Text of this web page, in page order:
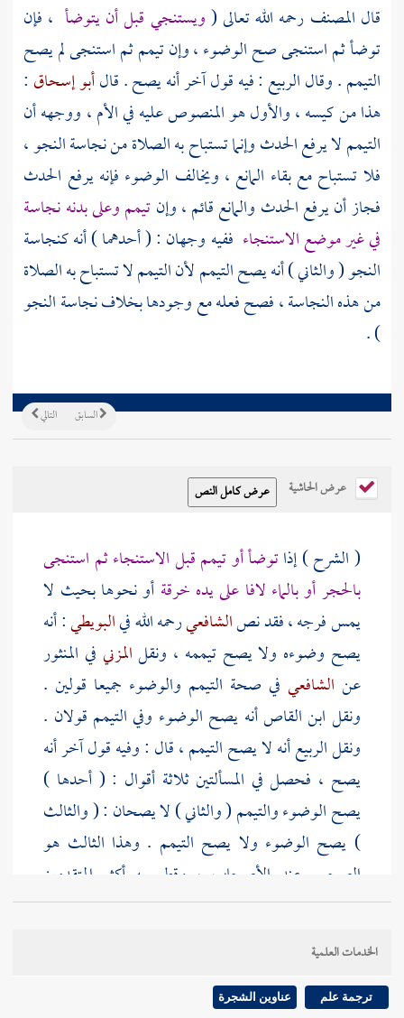
قال المصنف رحمه الله تعالى (ويستنجي قبل أن يتوضأ ، فإن
توضأ ثم استنجى صح الوضوء ، وإن تيمم ثم استنجى لم يصح
التيمم . وقالالربيع : فيه قول آخر أنه يصح . قالأبو إسحاق :
هذا من كيسه ، والأول هو المنصوص عليه في الأم ، ووجهه أن
التيمم لا يرفع الحدث وإنما تستباح به الصلاة من نجاسة النجو ،
فلا تستباح مع بقاء المانع ، ويخالف الوضوء فإنه يرفع الحدث
فجاز أن يرفع الحدث والمانع قائم ، وإنتيمم وعلى بدنه نجاسة
في غير موضع الاستنجاء ففيه وجهان : ( أحدهما ) أنه كنجاسة
النجو ( والثاني ) أنه يصح التيمم لأن التيمم لا تستباح به الصلاة
من هذه النجاسة ، فصح فعله مع وجودها بخلاف نجاسة النجو
) .
التالي السابق
عرض الحاشية
( الشرح ) إذاتوضأ أو تيمم قبل الاستنجاء ثم استنجى
بالحجر أو بالماء لافا على يده خرقة أو نحوها بحيث لا
يمس فرجه ، فقد نصالشافعيرحمه الله فيالبويطي: أنه
يصح وضوءه ولا يصح تيممه ، ونقلالمزني في المنثور
عن الشافعي في صحة التيمم والوضوء جميعا قولين .
ونقل ابن القاصأنه يصح الوضوء وفي التيمم قولان .
ونقلالربيعأنه لا يصح التيمم ، قال : وفيه قول آخر أنه
يصح ، فحصل في المسألتين ثلاثة أقوال : ( أحدها )
يصح الوضوء والتيمم ( والثاني ) لا يصحان : ( والثالث
) يصح الوضوء ولا يصح التيمم . وهذا الثالث هو
الصحيح عند الأصحاب ، وقطع به أكثر المتقدمين
والمتأخرين وصححه الباقون . قال القاضيأبو الطيب:
غلط من ذكر الخلاف في الوضوء . وقال
نقل الخلاف في
أنالمزني نقله في المنثور عن
الخدمات العلمية
ترجمة علم عناوين الشجرة